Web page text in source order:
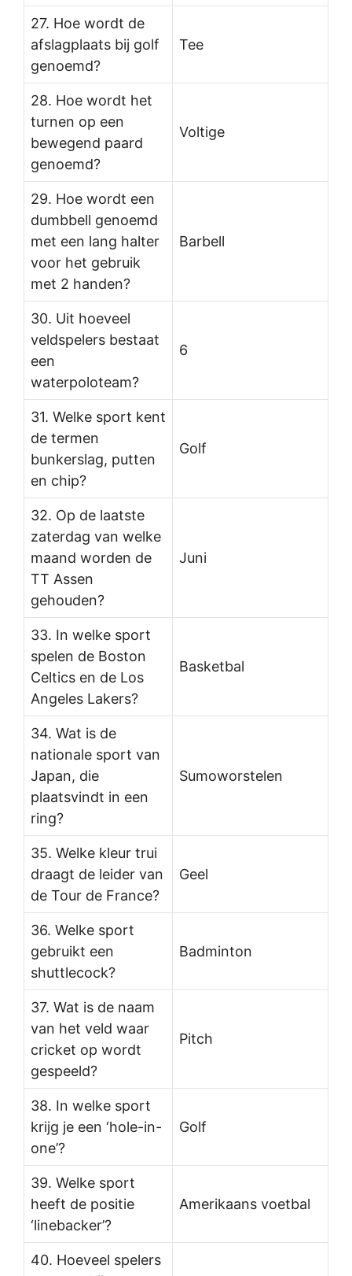
27. Hoe wordt de
afslagplaats bij golf
genoemd?
Tee
28. Hoe wordt het
turnen op een
bewegend paard
genoemd?
Voltige
29. Hoe wordt een
dumbbell genoemd
met een lang halter
voor het gebruik
met 2 handen?
Barbell
30. Uit hoeveel
veldspelers bestaat
een
waterpoloteam?
6
31. Welke sport kent
de termen
bunkerslag, putten
en chip?
Golf
32. Op de laatste
zaterdag van welke
maand worden de
TT Assen
gehouden?
Juni
33. In welke sport
spelen de Boston
Celtics en de Los
Angeles Lakers?
Basketbal
34. Wat is de
nationale sport van
Japan, die
plaatsvindt in een
ring?
Sumoworstelen
35. Welke kleur trui
draagt de leider van
de Tour de France?
Geel
36. Welke sport
gebruikt een
shuttlecock?
Badminton
37. Wat is de naam
van het veld waar
cricket op wordt
gespeeld?
Pitch
38. In welke sport
krijg je een ‘hole-in-
one’?
Golf
39. Welke sport
heeft de positie
‘linebacker’?
Amerikaans voetbal
40. Hoeveel spelers